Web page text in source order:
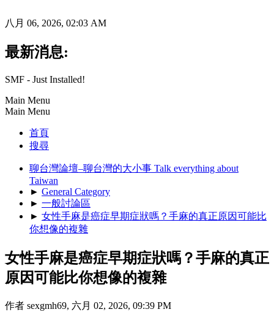
八月 06, 2026, 02:03 AM
最新消息:
SMF - Just Installed!
Main Menu
Main Menu
首頁
搜尋
聊台灣論壇–聊台灣的大小事 Talk everything about
Taiwan
► General Category
► 一般討論區
► 女性手麻是癌症早期症狀嗎？手麻的真正原因可能比
你想像的複雜
女性手麻是癌症早期症狀嗎？手麻的真正
原因可能比你想像的複雜
作者 sexgmh69, 六月 02, 2026, 09:39 PM